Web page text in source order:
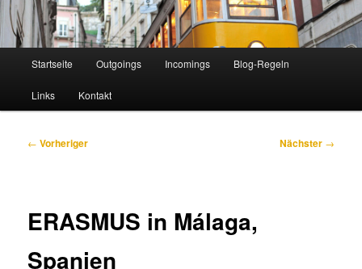
Startseite Outgoings Incomings Blog-Regeln
Links Kontakt
Beitragsnavigation
← Vorheriger Nächster →
ERASMUS in Málaga,
Spanien